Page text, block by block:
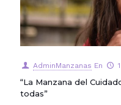
AdminManzanas En
“La Manzana del
todas”